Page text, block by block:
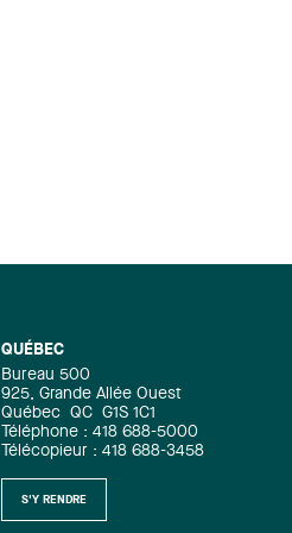
QUÉBEC
Bureau 500
925, Grande Allée Ouest
Québec QC G1S 1C1
Téléphone : 418 688-5000
Télécopieur : 418 688-3458
S'Y RENDRE